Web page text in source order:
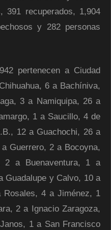
391 recuperados, 1,904
y 282 personas
pertenecen a Ciudad
6 a Bachíniva,
3 a Namiquipa, 26 a
1 a Saucillo, 4 de
12 a Guachochi, 26 a
Guerrero, 2 a Bocoyna,
a Buenaventura, 1 a
Guadalupe y Calvo, 10 a
Rosales, 4 a Jiménez, 1
2 a Ignacio Zaragoza,
1 a San Francisco